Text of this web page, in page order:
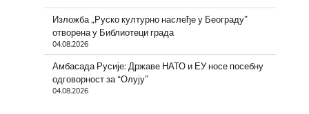
Изложба „Руско културно наслеђе у Београду”
отворена у Библиотеци града
04.08.2026
Амбасада Русије: Државе НАТО и ЕУ носе посебну
одговорност за “Олују”
04.08.2026